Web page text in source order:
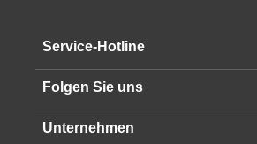
Alle technischen Informationen finden
Service-Hotline
Folgen Sie uns
Unternehmen